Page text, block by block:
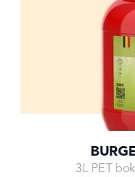
3L PET